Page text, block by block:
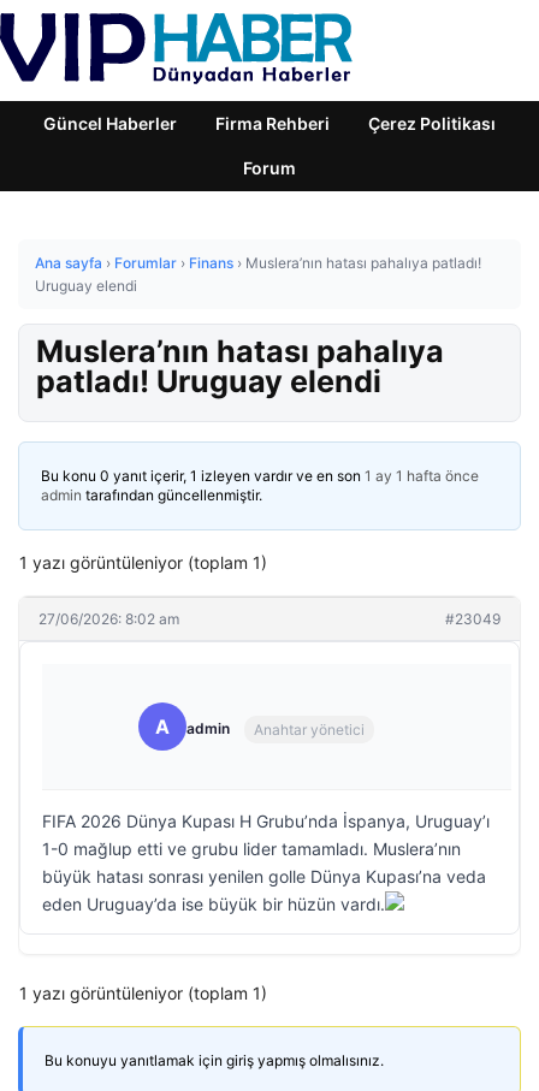
Güncel Haberler Firma Rehberi Çerez Politikası
Forum
Ana sayfa › Forumlar › Finans › Muslera’nın hatası pahalıya patladı!
Uruguay elendi
Muslera’nın hatası pahalıya
patladı! Uruguay elendi
Bu konu 0 yanıt içerir, 1 izleyen vardır ve en son 1 ay 1 hafta önce
admin tarafından güncellenmiştir.
1 yazı görüntüleniyor (toplam 1)
27/06/2026: 8:02 am #23049
A admin Anahtar yönetici
FIFA 2026 Dünya Kupası H Grubu’nda İspanya, Uruguay’ı
1-0 mağlup etti ve grubu lider tamamladı. Muslera’nın
büyük hatası sonrası yenilen golle Dünya Kupası’na veda
eden Uruguay’da ise büyük bir hüzün vardı.
1 yazı görüntüleniyor (toplam 1)
Bu konuyu yanıtlamak için giriş yapmış olmalısınız.